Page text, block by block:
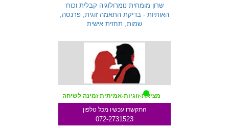
שרון מומחית נומרולוגיה קבלית וכוח
האותיות - בדיקת התאמה זוגית, פרנסה,
שמות, תחזית אישית
מציאת-זוגיות-אמיתית זמינה לשיחה
התקשרו עכשיו מכל טלפון
072-2731523